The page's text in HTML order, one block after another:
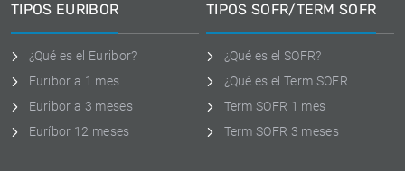
TIPOS EURIBOR
¿Qué es el Euribor?
Euribor a 1 mes
Euribor a 3 meses
Euríbor 12 meses
TIPOS SOFR/TERM SOFR
¿Qué es el SOFR?
¿Qué es el Term SOFR
Term SOFR 1 mes
Term SOFR 3 meses